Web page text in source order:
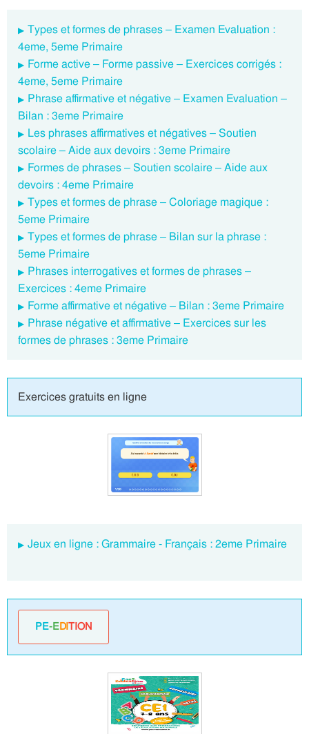
Types et formes de phrases – Examen Evaluation :
4eme, 5eme Primaire
Forme active – Forme passive – Exercices corrigés :
4eme, 5eme Primaire
Phrase affirmative et négative – Examen Evaluation –
Bilan : 3eme Primaire
Les phrases affirmatives et négatives – Soutien
scolaire – Aide aux devoirs : 3eme Primaire
Formes de phrases – Soutien scolaire – Aide aux
devoirs : 4eme Primaire
Types et formes de phrase – Coloriage magique :
5eme Primaire
Types et formes de phrase – Bilan sur la phrase :
5eme Primaire
Phrases interrogatives et formes de phrases –
Exercices : 4eme Primaire
Forme affirmative et négative – Bilan : 3eme Primaire
Phrase négative et affirmative – Exercices sur les
formes de phrases : 3eme Primaire
Exercices gratuits en ligne
Jeux en ligne : Grammaire - Français : 2eme Primaire
PE-EDITION